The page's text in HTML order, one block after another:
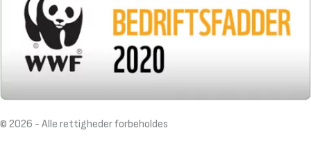
© 2026 - Alle rettigheder forbeholdes